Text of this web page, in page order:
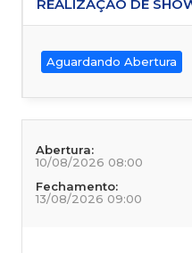
REALIZAÇÃO DE
Aguardando Abertura
Abertura:
10/08/2026 08:00
Fechamento:
13/08/2026 09:00